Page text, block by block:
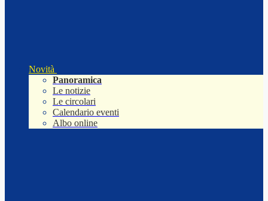
Novità
Panoramica
Le notizie
Le circolari
Calendario eventi
Albo online